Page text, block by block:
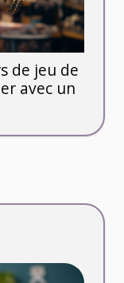
de jeu de
avec un